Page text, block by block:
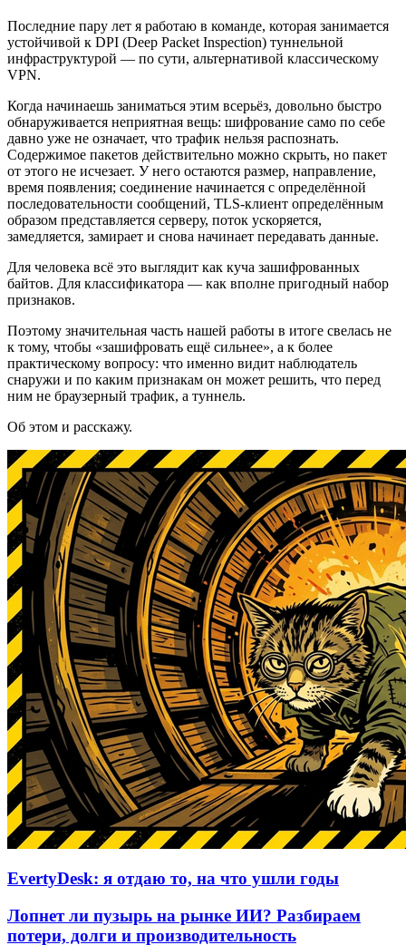
Последние пару лет я работаю в команде, которая занимается
устойчивой к DPI (Deep Packet Inspection) туннельной
инфраструктурой — по сути, альтернативой классическому
VPN.
Когда начинаешь заниматься этим всерьёз, довольно быстро
обнаруживается неприятная вещь: шифрование само по себе
давно уже не означает, что трафик нельзя распознать.
Содержимое пакетов действительно можно скрыть, но пакет
от этого не исчезает. У него остаются размер, направление,
время появления; соединение начинается с определённой
последовательности сообщений, TLS-клиент определённым
образом представляется серверу, поток ускоряется,
замедляется, замирает и снова начинает передавать данные.
Для человека всё это выглядит как куча зашифрованных
байтов. Для классификатора — как вполне пригодный набор
признаков.
Поэтому значительная часть нашей работы в итоге свелась не
к тому, чтобы «зашифровать ещё сильнее», а к более
практическому вопросу: что именно видит наблюдатель
снаружи и по каким признакам он может решить, что перед
ним не браузерный трафик, а туннель.
Об этом и расскажу.
EvertyDesk: я отдаю то, на что ушли годы
Лопнет ли пузырь на рынке ИИ? Разбираем
потери, долги и производительность